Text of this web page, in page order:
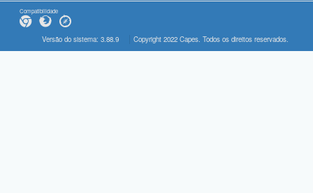
Compatibilidade
Versão do sistema: 3.88.9 Copyright 2022 Capes. Todos os direitos reservados.